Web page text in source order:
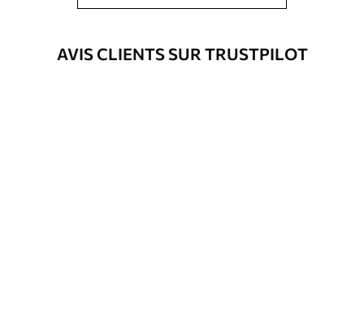
AVIS CLIENTS SUR TRUSTPILOT